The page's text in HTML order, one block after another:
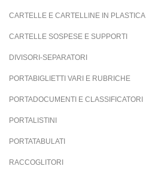
CARTELLE E CARTELLINE IN PLASTICA
CARTELLE SOSPESE E SUPPORTI
DIVISORI-SEPARATORI
PORTABIGLIETTI VARI E RUBRICHE
PORTADOCUMENTI E CLASSIFICATORI
PORTALISTINI
PORTATABULATI
RACCOGLITORI